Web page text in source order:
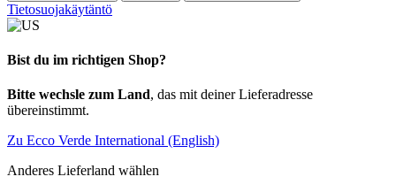
Tietosuojakäytäntö
Bist du im richtigen Shop?
Bitte wechsle zum Land, das mit deiner Lieferadresse
übereinstimmt.
Zu Ecco Verde International (English)
Anderes Lieferland wählen